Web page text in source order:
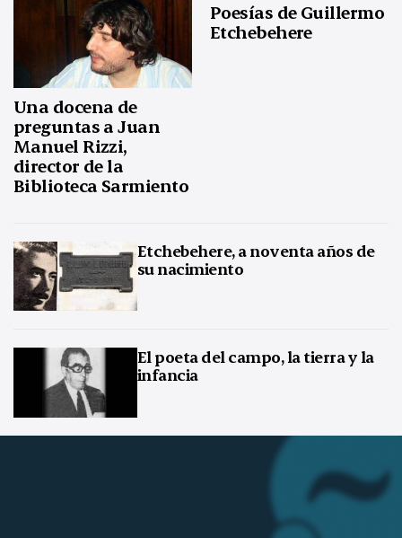
Una docena de
preguntas a Juan
Manuel Rizzi,
director de la
Biblioteca Sarmiento
Poesías de Guillermo
Etchebehere
Etchebehere, a noventa años de
su nacimiento
El poeta del campo, la tierra y la
infancia